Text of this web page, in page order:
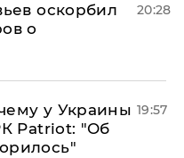
оскорбил
о
20:28
у Украины
Patriot: "Об
19:57